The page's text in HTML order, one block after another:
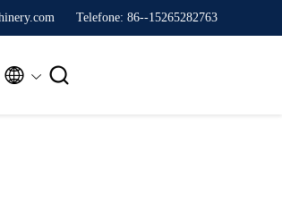
Telefone: 86--15265282763
 